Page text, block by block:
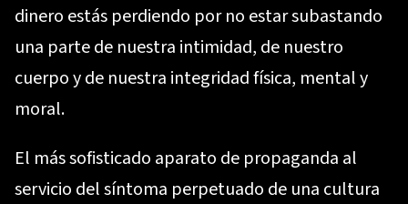
dinero estás perdiendo por no estar subastando
una parte de nuestra intimidad, de nuestro
cuerpo y de nuestra integridad física, mental y
moral.
El más sofisticado aparato de propaganda al
servicio del síntoma perpetuado de una cultura